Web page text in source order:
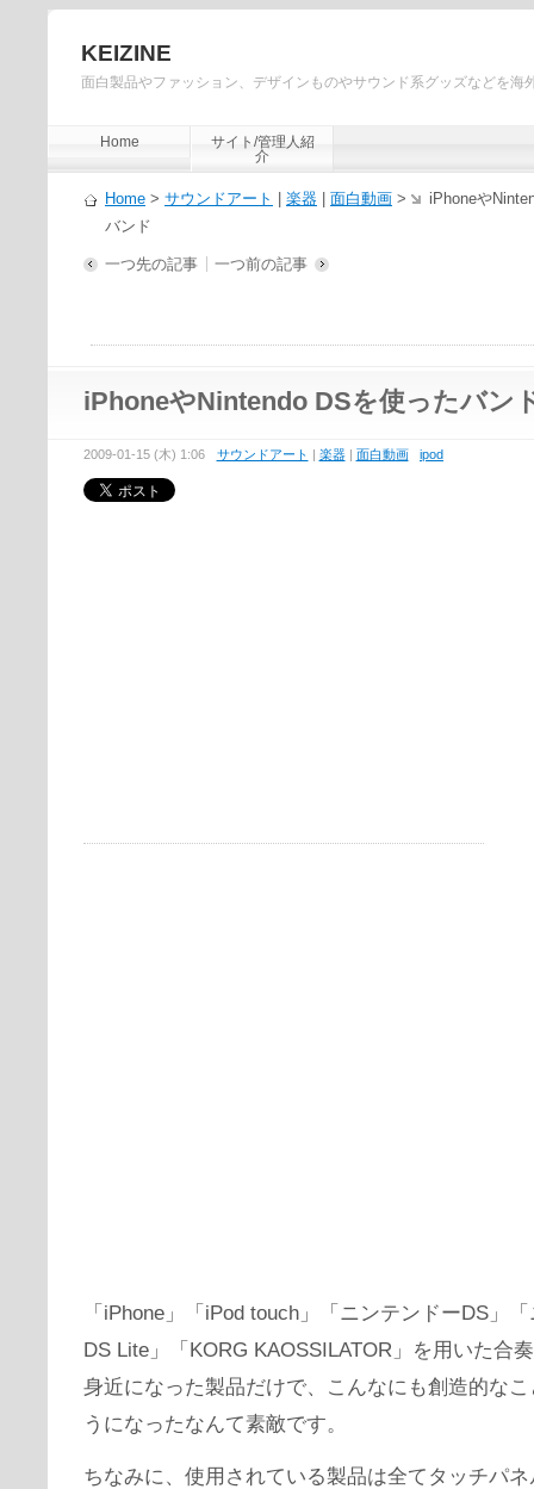
KEIZINE
面白製品やファッション、デザインものやサウンド系グッズなどを海
Home
サイト/管理人紹
介
Home > サウンドアート 楽器 面白動画 >
iPhoneや
バンド
一つ先の記事 一つ前の記事
iPhoneやNintendo DSを使ったバン
2009-01-15 (木) 1:06 サウンドアート 楽器| 面白動画 ipod
「iPhone」「iPod touch」「ニンテンドーDS」
DS Lite」「KORG KAOSSILATOR」を用いた合
身近になった製品だけで、こんなにも創造的な
うになったなんて素敵です。
ちなみに、使用されている製品は全てタッチパ